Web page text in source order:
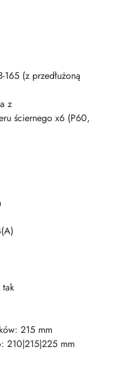
165 (z przedłużoną
z
ściernego x6 (P60,
tak
215 mm
210|215|225 mm